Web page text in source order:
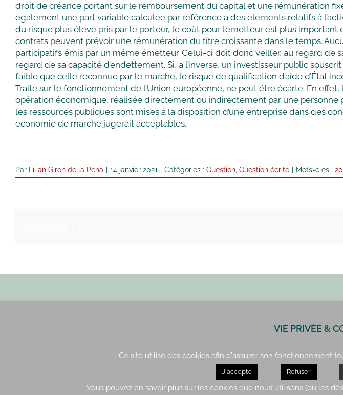
droit de créance portant sur le remboursement du capital et une rémunération
également une part variable calculée par référence à des éléments relatifs à
du risque plus élevé pris par le porteur, le coût pour l’émetteur est plus
contrats peuvent prévoir une rémunération du titre croissante dans le temps.
participatifs émis par un même émetteur. Celui-ci doit donc veiller, au regard de
regard de sa capacité d’endettement. Si, à l’inverse, un investisseur public
faible que celle reconnue par le marché, le risque de qualification d’aide d’État
Traité sur le fonctionnement de l’Union européenne, ne peut être écarté. En
opération économique, réalisée directement ou indirectement par une
les ressources publiques sont mises à la disposition d’une entreprise dans des
économie de marché jugerait acceptables.
Par Lilian Giron de la Pena 14 janvier 2021 Catégories : Question Question écrite Mots-clés :
2015-2021 – Tous droits réservés Sylvie Robert. Réalisation
VIE PRIVÉE &
Ce site utilise des cookies afin d'assurer son fonctionnement
J'accepte Refuser
Vous pouvez en savoir plus sur les cookies que nous utilisons (ou les